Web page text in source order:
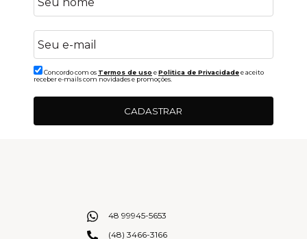
Concordo com os Termos de uso ePolitica de Privacidadee aceito
receber e-mails com novidades e promoções.
CADASTRAR
48 99945-5653
(48) 3466-3166